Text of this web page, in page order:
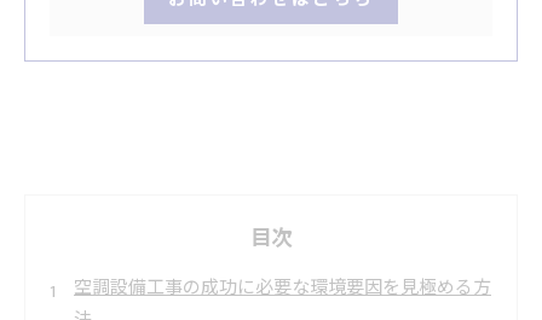
目次
空調設備工事の成功に必要な環境要因を見極める方